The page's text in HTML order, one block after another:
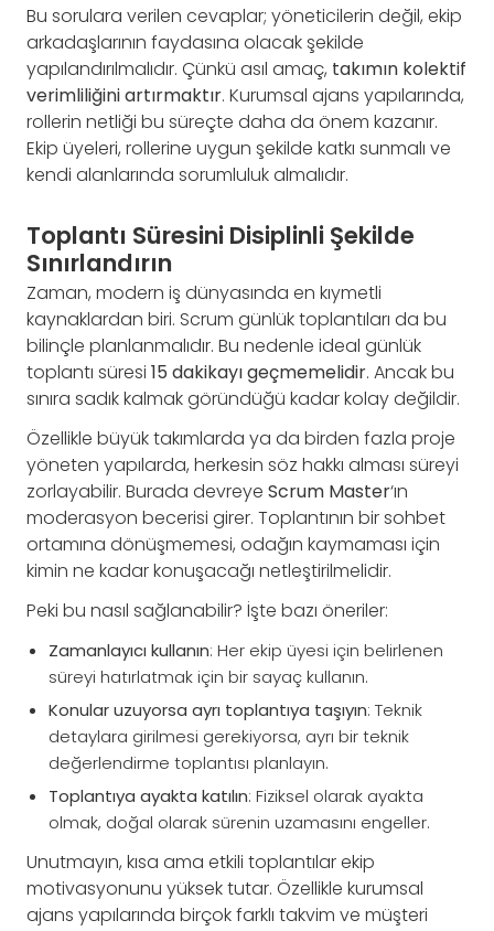
Bu sorulara verilen cevaplar; yöneticilerin değil, ekip
arkadaşlarının faydasına olacak şekilde
yapılandırılmalıdır. Çünkü asıl amaç, takımın kolektif
verimliliğini artırmaktır. Kurumsal ajans yapılarında,
rollerin netliği bu süreçte daha da önem kazanır.
Ekip üyeleri, rollerine uygun şekilde katkı sunmalı ve
kendi alanlarında sorumluluk almalıdır.
Toplantı Süresini Disiplinli Şekilde
Sınırlandırın
Zaman, modern iş dünyasında en kıymetli
kaynaklardan biri. Scrum günlük toplantıları da bu
bilinçle planlanmalıdır. Bu nedenle ideal günlük
toplantı süresi 15 dakikayı geçmemelidir. Ancak bu
sınıra sadık kalmak göründüğü kadar kolay değildir.
Özellikle büyük takımlarda ya da birden fazla proje
yöneten yapılarda, herkesin söz hakkı alması süreyi
zorlayabilir. Burada devreye Scrum Master‘ın
moderasyon becerisi girer. Toplantının bir sohbet
ortamına dönüşmemesi, odağın kaymaması için
kimin ne kadar konuşacağı netleştirilmelidir.
Peki bu nasıl sağlanabilir? İşte bazı öneriler:
Zamanlayıcı kullanın: Her ekip üyesi için belirlenen
süreyi hatırlatmak için bir sayaç kullanın.
Konular uzuyorsa ayrı toplantıya taşıyın: Teknik
detaylara girilmesi gerekiyorsa, ayrı bir teknik
değerlendirme toplantısı planlayın.
Toplantıya ayakta katılın: Fiziksel olarak ayakta
olmak, doğal olarak sürenin uzamasını engeller.
Unutmayın, kısa ama etkili toplantılar ekip
motivasyonunu yüksek tutar. Özellikle kurumsal
ajans yapılarında birçok farklı takvim ve müşteri